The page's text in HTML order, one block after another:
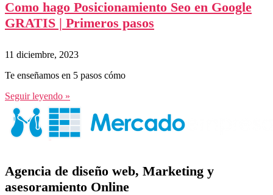
Como hago Posicionamiento Seo en Google
GRATIS | Primeros pasos
11 diciembre, 2023
Te enseñamos en 5 pasos cómo
Seguir leyendo »
Agencia de diseño web, Marketing y
asesoramiento Online